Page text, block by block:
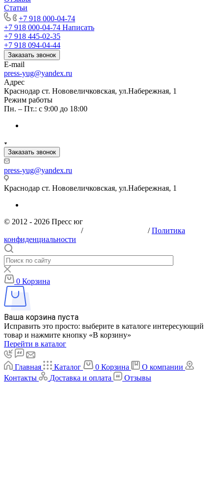
Статьи
+7 918 000-04-74
+7 918 000-04-74 Написать
+7 918 445-02-35
+7 918 094-04-44
Заказать звонок
E-mail
press-yug@yandex.ru
Адрес
Краснодар ст. Нововеличковская, ул.Набережная, 1
Режим работы
Пн. – Пт.: с 9:00 до 18:00
Заказать звонок
press-yug@yandex.ru
Краснодар ст. Нововеличковская, ул.Набережная, 1
© 2012 - 2026 Пресс юг
/ /Политика
конфиденциальности
0 Корзина
Ваша корзина пуста
Исправить это просто: выберите в каталоге интересующий
товар и нажмите кнопку «В корзину»
Перейти в каталог
Главная Каталог 0 Корзина
О компании
Контакты
Доставка и оплата Отзывы